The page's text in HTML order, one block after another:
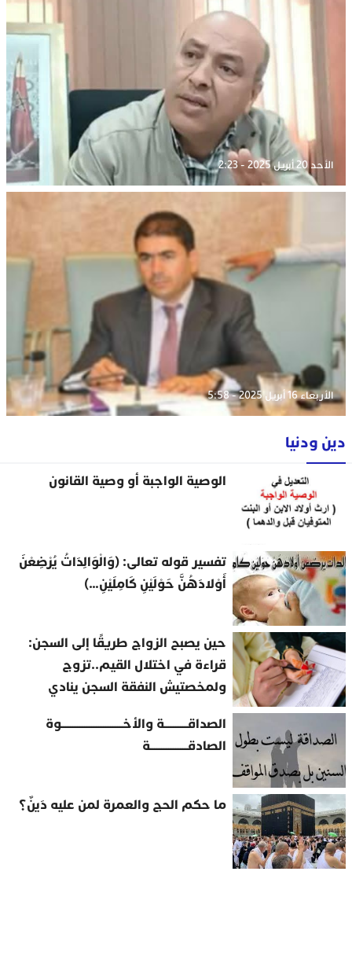
الأحد 20 أبريل 2025 - 2:23
الأربعاء 16 أبريل 2025 - 5:58
دين ودنيا
الوصية الواجبة أو وصية القانون
تفسير قوله تعالى: (وَالْوَالِدَاتُ يُرْضِعْنَ
أَوْلادَهُنَّ حَوْلَيْنِ كَامِلَيْنِ…)
حين يصبح الزواج طريقًا إلى السجن:
قراءة في اختلال القيم..تزوج
ولمخصتيش النفقة السجن ينادي
الصداقــــــــــة والأخــــــــــــــــــــــــــوة
الصادقــــــــــــــــة
ما حكم الحج والعمرة لمن عليه دَينٌ؟